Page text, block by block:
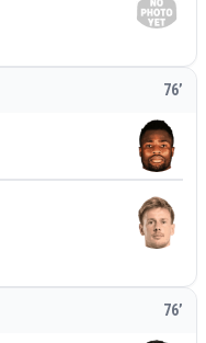
76’
76’